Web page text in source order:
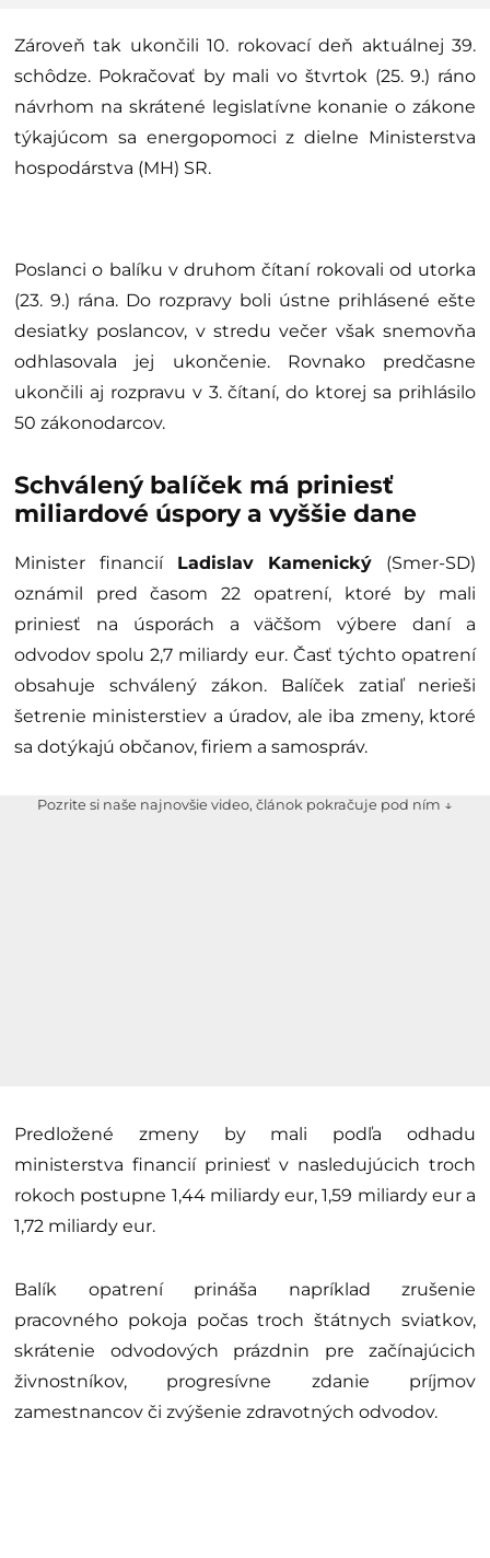
Zároveň tak ukončili 10. rokovací deň aktuálnej 39.
schôdze. Pokračovať by mali vo štvrtok (25. 9.) ráno
návrhom na skrátené legislatívne konanie o zákone
týkajúcom sa energopomoci z dielne Ministerstva
hospodárstva (MH) SR.
Poslanci o balíku v druhom čítaní rokovali od utorka
(23. 9.) rána. Do rozpravy boli ústne prihlásené ešte
desiatky poslancov, v stredu večer však snemovňa
odhlasovala jej ukončenie. Rovnako predčasne
ukončili aj rozpravu v 3. čítaní, do ktorej sa prihlásilo
50 zákonodarcov.
Schválený balíček má priniesť
miliardové úspory a vyššie dane
Minister financií Ladislav Kamenický (Smer-SD)
oznámil pred časom 22 opatrení, ktoré by mali
priniesť na úsporách a väčšom výbere daní a
odvodov spolu 2,7 miliardy eur. Časť týchto opatrení
obsahuje schválený zákon. Balíček zatiaľ nerieši
šetrenie ministerstiev a úradov, ale iba zmeny, ktoré
sa dotýkajú občanov, firiem a samospráv.
Pozrite si naše najnovšie video, článok pokračuje pod ním ↓
Predložené zmeny by mali podľa odhadu
ministerstva financií priniesť v nasledujúcich troch
rokoch postupne 1,44 miliardy eur, 1,59 miliardy eur a
1,72 miliardy eur.
Balík opatrení prináša napríklad zrušenie
pracovného pokoja počas troch štátnych sviatkov,
skrátenie odvodových prázdnin pre začínajúcich
živnostníkov, progresívne zdanie príjmov
zamestnancov či zvýšenie zdravotných odvodov.